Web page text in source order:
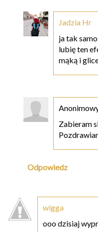
Jadzia Hr
ja tak
lubię ten
mąką i
Zabieram
Odpowiedz
wigga
ooo dzisiaj